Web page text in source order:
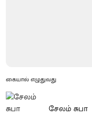
கையால் எழுதுவது
சேலம் சுபா